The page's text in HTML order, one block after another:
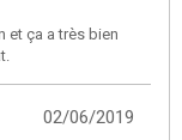
et ça a très bien
02/06/2019